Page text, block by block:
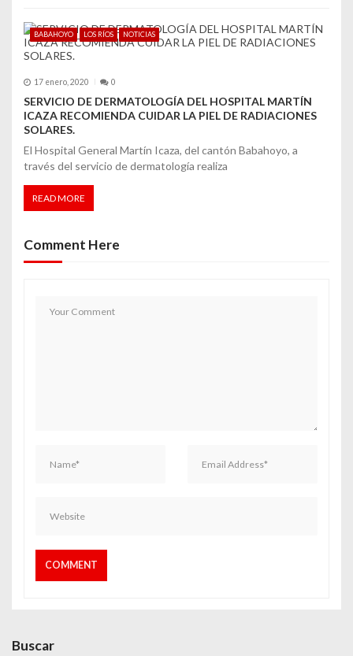
BABAHOYO LOS RÍOS NOTICIAS
17 enero, 2020 0
SERVICIO DE DERMATOLOGÍA DEL HOSPITAL MARTÍN
ICAZA RECOMIENDA CUIDAR LA PIEL DE RADIACIONES
SOLARES.
El Hospital General Martín Icaza, del cantón Babahoyo, a
través del servicio de dermatología realiza
READ MORE
Comment Here
Buscar